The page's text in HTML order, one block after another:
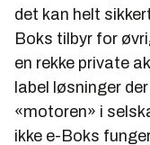
det kan helt
Boks tilbyr for
en rekke private
label løsninger
«motoren» i
ikke e-Boks